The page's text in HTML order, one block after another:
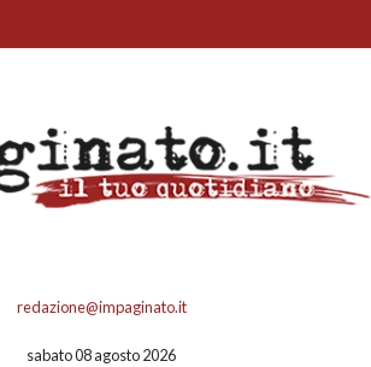
redazione@impaginato.it
sabato 08 agosto 2026